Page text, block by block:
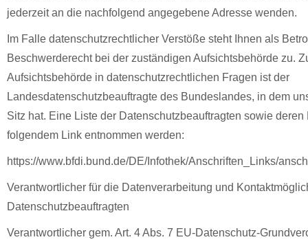
jederzeit an die nachfolgend angegebene Adresse wenden.
Im Falle datenschutzrechtlicher Verstöße steht Ihnen als
Beschwerderecht bei der zuständigen Aufsichtsbehörde zu.
Aufsichtsbehörde in datenschutzrechtlichen Fragen ist der
Landesdatenschutzbeauftragte des Bundeslandes, in dem
Sitz hat. Eine Liste der Datenschutzbeauftragten sowie
folgendem Link entnommen werden:
https://www.bfdi.bund.de/DE/Infothek/Anschriften_Links/
Verantwortlicher für die Datenverarbeitung und
Datenschutzbeauftragten
Verantwortlicher gem. Art. 4 Abs. 7 EU-Datenschutz-